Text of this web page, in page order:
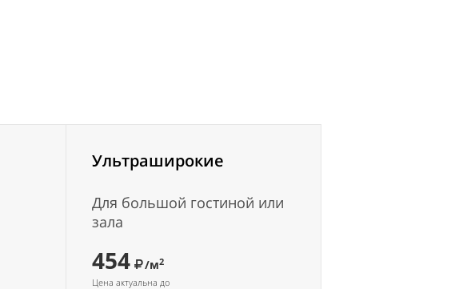
Ультраширокие
Для большой гостиной или
зала
454 /м2
Цена актуальна до